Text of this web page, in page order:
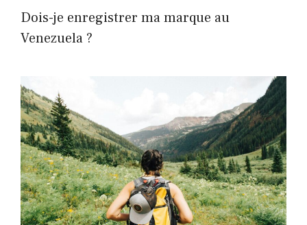
Dois-je enregistrer ma marque au
Venezuela ?